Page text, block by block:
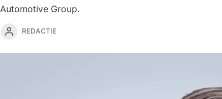
Automotive Group.
REDACTIE